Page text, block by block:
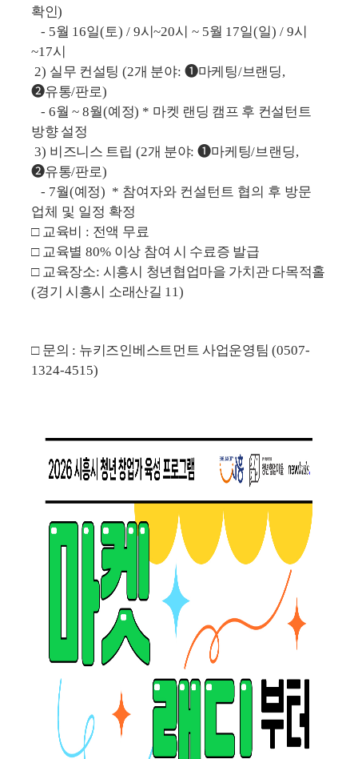
확인)
- 5월 16일(토) / 9시~20시 ~ 5월 17일(일) / 9시
~17시
2) 실무 컨설팅 (2개 분야: ❶마케팅/브랜딩,
➋유통/판로)
- 6월~ 8월(예정) * 마켓 랜딩 캠프 후 컨설턴트
방향 설정
3) 비즈니스 트립 (2개 분야:❶마케팅/브랜딩,
➋유통/판로)
- 7월(예정) * 참여자와 컨설턴트 협의 후 방문
업체 및 일정 확정
□ 교육비 : 전액 무료
□ 교육별 80% 이상 참여 시 수료증 발급
□ 교육장소: 시흥시 청년협업마을 가치관 다목적홀
(경기 시흥시 소래산길 11)
□ 문의 : 뉴키즈인베스트먼트 사업운영팀(0507-
1324-4515)